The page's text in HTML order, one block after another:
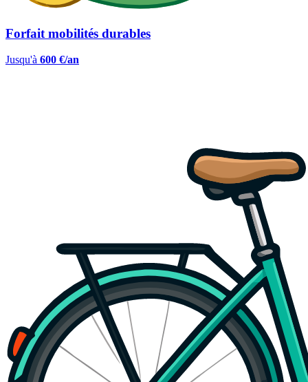
Forfait mobilités durables
Jusqu'à 600 €/an